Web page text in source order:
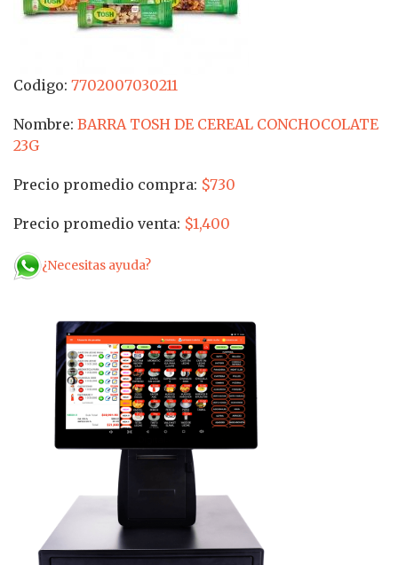
Codigo: 7702007030211
Nombre: BARRA TOSH DE CEREAL CONCHOCOLATE
23G
Precio promedio compra: $730
Precio promedio venta: $1,400
¿Necesitas ayuda?